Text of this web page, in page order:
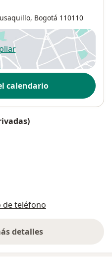
, Bogotá 110110
se abre en una nueva
calendario
teléfono
detalles
sobre la dirección